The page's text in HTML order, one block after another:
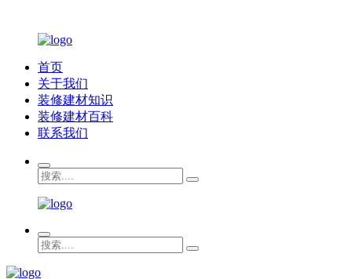
首页
关于我们
装修建材知识
装修建材百科
联系我们